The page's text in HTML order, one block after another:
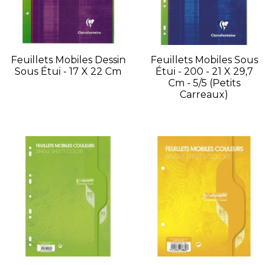
Feuillets Mobiles Dessin
Sous Étui - 17 X 22 Cm
Feuillets Mobiles Sous
Étui - 200 - 21 X 29,7
Cm - 5/5 (petits
Carreaux)